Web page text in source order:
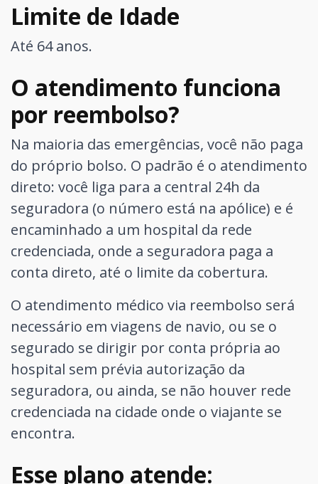
Limite de Idade
Até 64 anos.
O atendimento funciona
por reembolso?
Na maioria das emergências, você não paga
do próprio bolso. O padrão é o atendimento
direto: você liga para a central 24h da
seguradora (o número está na apólice) e é
encaminhado a um hospital da rede
credenciada, onde a seguradora paga a
conta direto, até o limite da cobertura.
O atendimento médico via reembolso será
necessário em viagens de navio, ou se o
segurado se dirigir por conta própria ao
hospital sem prévia autorização da
seguradora, ou ainda, se não houver rede
credenciada na cidade onde o viajante se
encontra.
Esse plano atende: